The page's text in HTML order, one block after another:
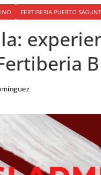
FERTIBERIA PUERTO